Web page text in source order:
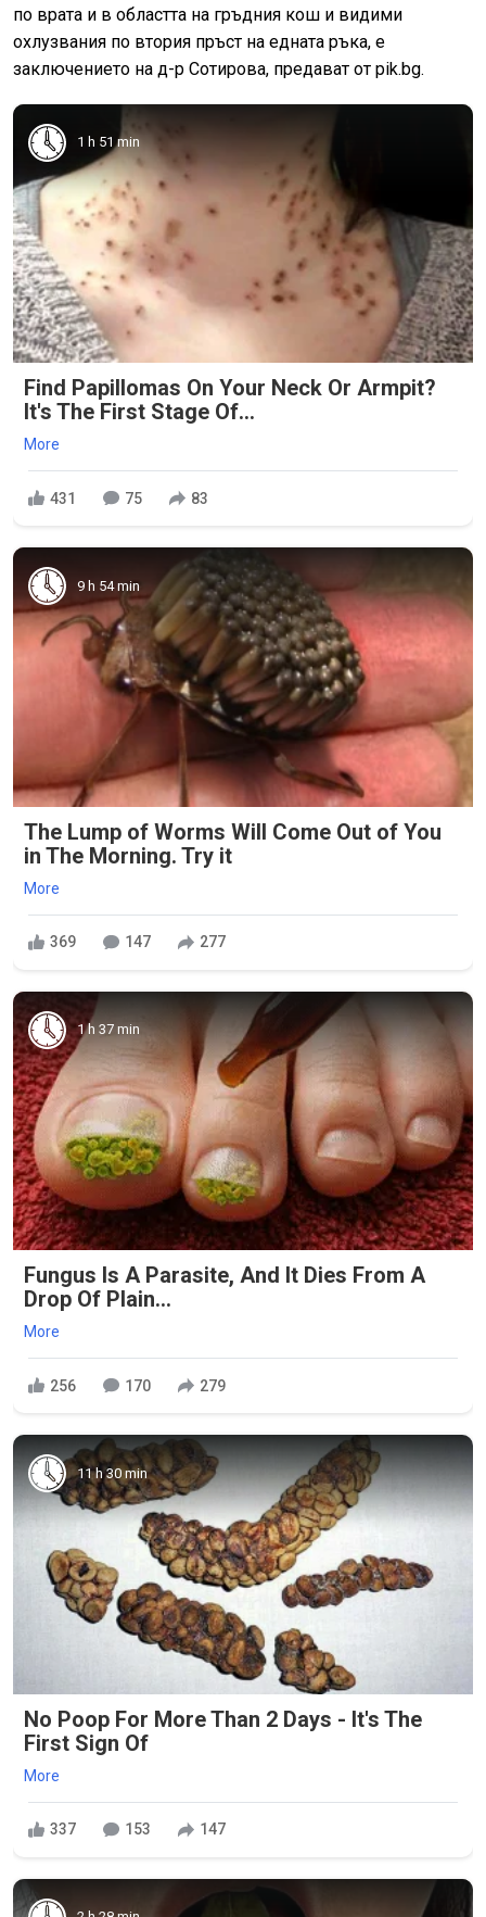
по врата и в областта на гръдния кош и видими
охлузвания по втория пръст на едната ръка, е
заключението на д-р Сотирова, предават от pik.bg.
1 h 51 min
Find Papillomas On Your Neck Or Armpit?
It's The First Stage Of...
More
431 75 83
9 h 54 min
The Lump of Worms Will Come Out of You
in The Morning. Try it
More
369 147 277
1 h 37 min
Fungus Is A Parasite, And It Dies From A
Drop Of Plain...
More
256 170 279
11 h 30 min
No Poop For More Than 2 Days - It's The
First Sign Of
More
337 153 147